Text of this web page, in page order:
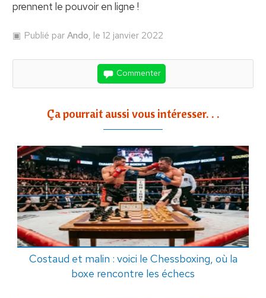
prennent le pouvoir en ligne !
Publié parAndo, le 12 janvier 2022
Commenter
Ça pourrait aussi vous intéresser. . .
Costaud et malin : voici le Chessboxing, où la
boxe rencontre les échecs